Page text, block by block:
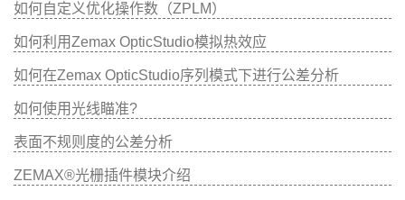
如何自定义优化操作数（ZPLM）
如何利用Zemax OpticStudio模拟热效应
如何在Zemax OpticStudio序列模式下进行公差分析
如何使用光线瞄准?
表面不规则度的公差分析
ZEMAX®光栅插件模块介绍